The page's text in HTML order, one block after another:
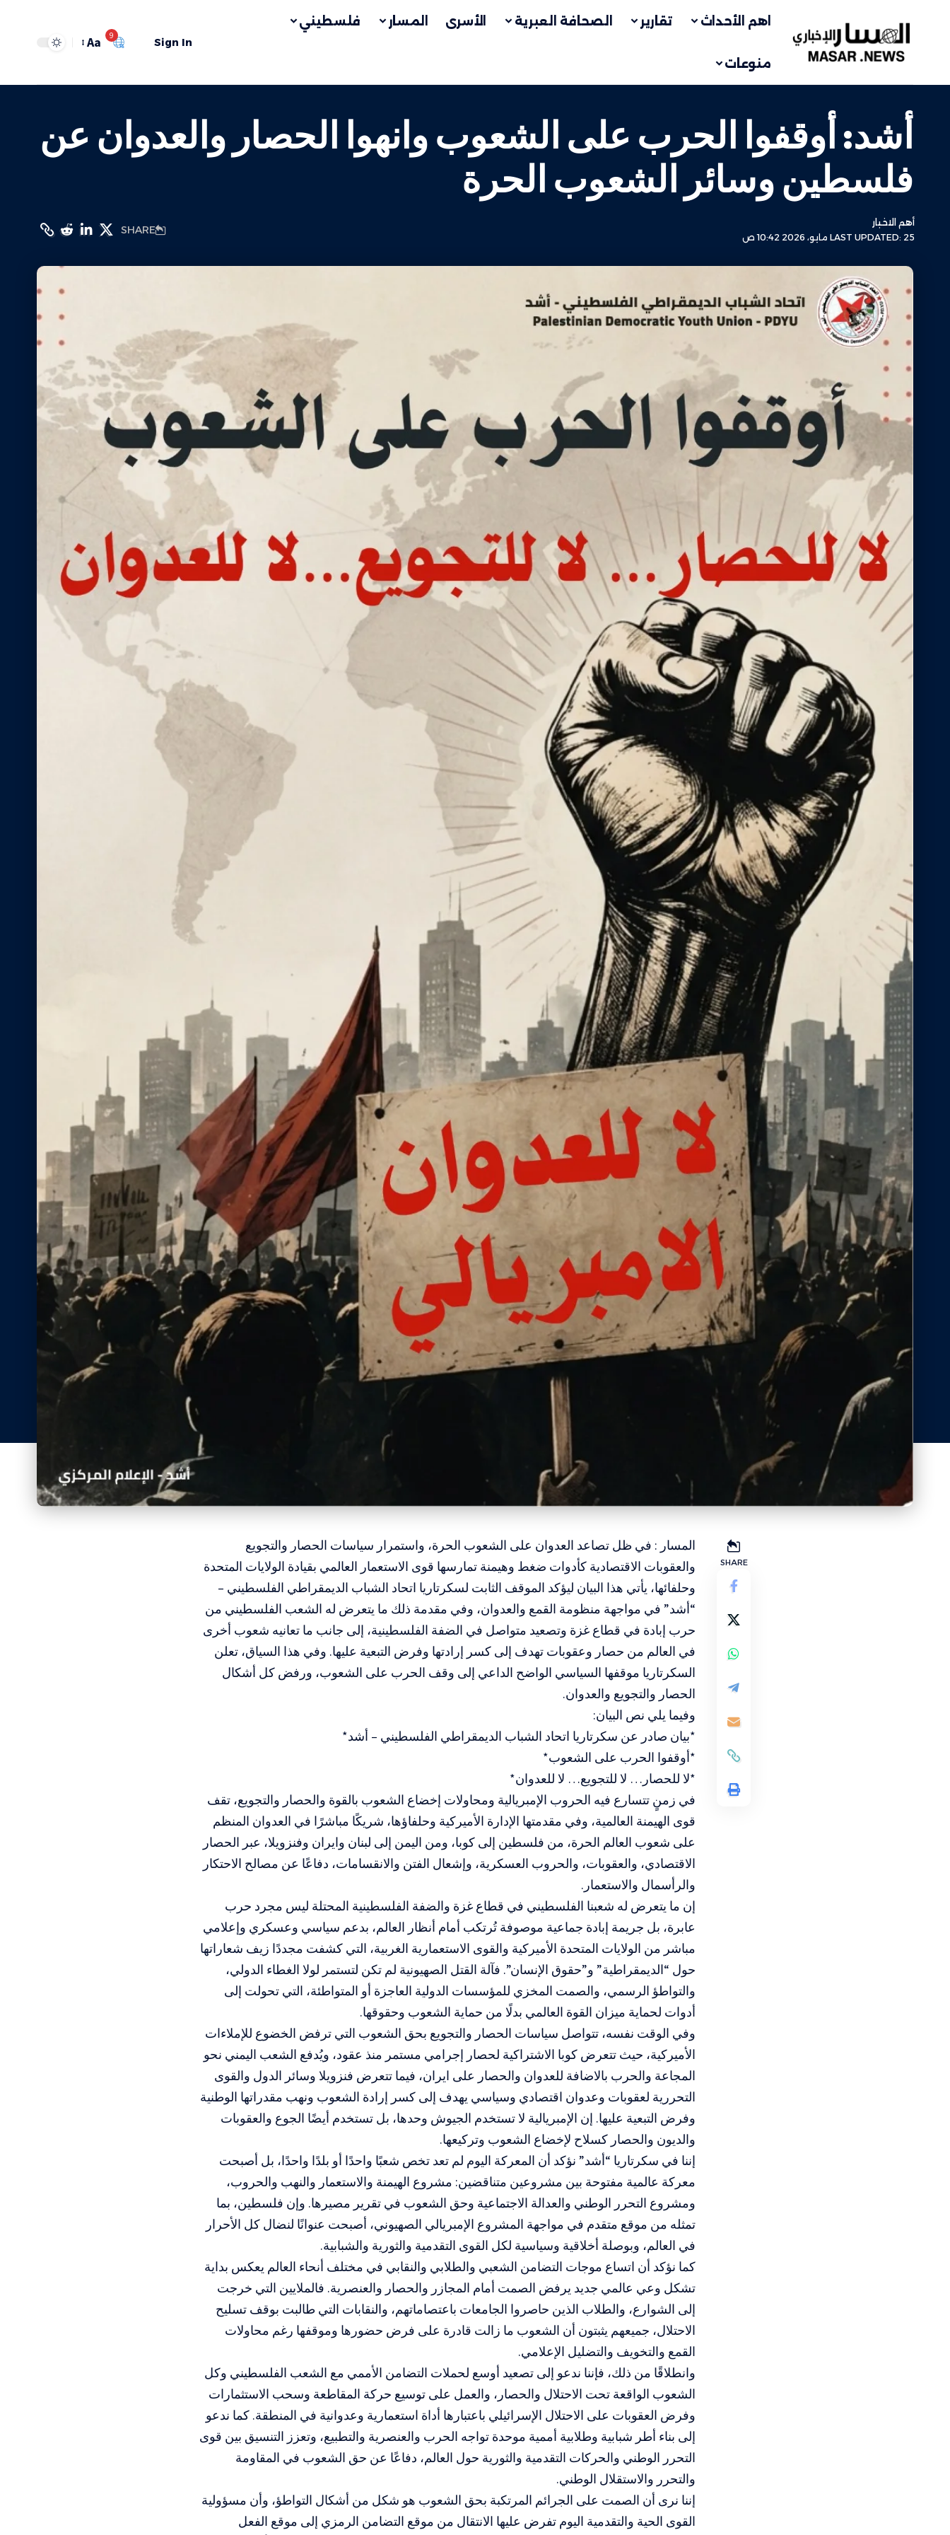
اهم الأحداث تقارير الصحافة العبرية الأسرى المسار فلسطيني
منوعات
Sign In
9
Aa
أشد: أوقفوا الحرب على الشعوب وانهوا الحصار والعدوان عن
فلسطين وسائر الشعوب الحرة
LAST UPDATED: 25 مايو، 2026 10:42 ص
أهم الاخبار
SHARE
SHARE
المسار : في ظل تصاعد العدوان على الشعوب الحرة، واستمرار سياسات الحصار والتجويع
والعقوبات الاقتصادية كأدوات ضغط وهيمنة تمارسها قوى الاستعمار العالمي بقيادة الولايات المتحدة
وحلفائها، يأتي هذا البيان ليؤكد الموقف الثابت لسكرتاريا اتحاد الشباب الديمقراطي الفلسطيني –
“أشد” في مواجهة منظومة القمع والعدوان، وفي مقدمة ذلك ما يتعرض له الشعب الفلسطيني من
حرب إبادة في قطاع غزة وتصعيد متواصل في الضفة الفلسطينية، إلى جانب ما تعانيه شعوب أخرى
في العالم من حصار وعقوبات تهدف إلى كسر إرادتها وفرض التبعية عليها. وفي هذا السياق، تعلن
السكرتاريا موقفها السياسي الواضح الداعي إلى وقف الحرب على الشعوب، ورفض كل أشكال
الحصار والتجويع والعدوان.
وفيما يلي نص البيان:
*بيان صادر عن سكرتاريا اتحاد الشباب الديمقراطي الفلسطيني – أشد*
*أوقفوا الحرب على الشعوب*
*لا للحصار… لا للتجويع… لا للعدوان*
في زمنٍ تتسارع فيه الحروب الإمبريالية ومحاولات إخضاع الشعوب بالقوة والحصار والتجويع، تقف
قوى الهيمنة العالمية، وفي مقدمتها الإدارة الأميركية وحلفاؤها، شريكًا مباشرًا في العدوان المنظم
على شعوب العالم الحرة، من فلسطين إلى كوبا، ومن اليمن إلى لبنان وايران وفنزويلا، عبر الحصار
الاقتصادي، والعقوبات، والحروب العسكرية، وإشعال الفتن والانقسامات، دفاعًا عن مصالح الاحتكار
والرأسمال والاستعمار.
إن ما يتعرض له شعبنا الفلسطيني في قطاع غزة والضفة الفلسطينية المحتلة ليس مجرد حرب
عابرة، بل جريمة إبادة جماعية موصوفة تُرتكب أمام أنظار العالم، بدعم سياسي وعسكري وإعلامي
مباشر من الولايات المتحدة الأميركية والقوى الاستعمارية الغربية، التي كشفت مجددًا زيف شعاراتها
حول “الديمقراطية” و”حقوق الإنسان”. فآلة القتل الصهيونية لم تكن لتستمر لولا الغطاء الدولي،
والتواطؤ الرسمي، والصمت المخزي للمؤسسات الدولية العاجزة أو المتواطئة، التي تحولت إلى
أدوات لحماية ميزان القوة العالمي بدلًا من حماية الشعوب وحقوقها.
وفي الوقت نفسه، تتواصل سياسات الحصار والتجويع بحق الشعوب التي ترفض الخضوع للإملاءات
الأميركية، حيث تتعرض كوبا الاشتراكية لحصار إجرامي مستمر منذ عقود، ويُدفع الشعب اليمني نحو
المجاعة والحرب بالاضافة للعدوان والحصار على ايران، فيما تتعرض فنزويلا وسائر الدول والقوى
التحررية لعقوبات وعدوان اقتصادي وسياسي يهدف إلى كسر إرادة الشعوب ونهب مقدراتها الوطنية
وفرض التبعية عليها. إن الإمبريالية لا تستخدم الجيوش وحدها، بل تستخدم أيضًا الجوع والعقوبات
والديون والحصار كسلاح لإخضاع الشعوب وتركيعها.
إننا في سكرتاريا “أشد” نؤكد أن المعركة اليوم لم تعد تخص شعبًا واحدًا أو بلدًا واحدًا، بل أصبحت
معركة عالمية مفتوحة بين مشروعين متناقضين: مشروع الهيمنة والاستعمار والنهب والحروب،
ومشروع التحرر الوطني والعدالة الاجتماعية وحق الشعوب في تقرير مصيرها. وإن فلسطين، بما
تمثله من موقع متقدم في مواجهة المشروع الإمبريالي الصهيوني، أصبحت عنوانًا لنضال كل الأحرار
في العالم، وبوصلة أخلاقية وسياسية لكل القوى التقدمية والثورية والشبابية.
كما نؤكد أن اتساع موجات التضامن الشعبي والطلابي والنقابي في مختلف أنحاء العالم يعكس بداية
تشكل وعي عالمي جديد يرفض الصمت أمام المجازر والحصار والعنصرية. فالملايين التي خرجت
إلى الشوارع، والطلاب الذين حاصروا الجامعات باعتصاماتهم، والنقابات التي طالبت بوقف تسليح
الاحتلال، جميعهم يثبتون أن الشعوب ما زالت قادرة على فرض حضورها وموقفها رغم محاولات
القمع والتخويف والتضليل الإعلامي.
وانطلاقًا من ذلك، فإننا ندعو إلى تصعيد أوسع لحملات التضامن الأممي مع الشعب الفلسطيني وكل
الشعوب الواقعة تحت الاحتلال والحصار، والعمل على توسيع حركة المقاطعة وسحب الاستثمارات
وفرض العقوبات على الاحتلال الإسرائيلي باعتبارها أداة استعمارية وعدوانية في المنطقة. كما ندعو
إلى بناء أطر شبابية وطلابية أممية موحدة تواجه الحرب والعنصرية والتطبيع، وتعزز التنسيق بين قوى
التحرر الوطني والحركات التقدمية والثورية حول العالم، دفاعًا عن حق الشعوب في المقاومة
والتحرر والاستقلال الوطني.
إننا نرى أن الصمت على الجرائم المرتكبة بحق الشعوب هو شكل من أشكال التواطؤ، وأن مسؤولية
القوى الحية والتقدمية اليوم تفرض عليها الانتقال من موقع التضامن الرمزي إلى موقع الفعل